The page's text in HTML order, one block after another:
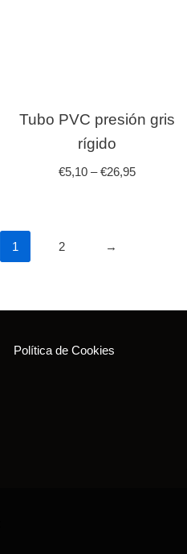
Tubo PVC presión gris
rígido
€5,10 –€26,95
1 2 →
Política de Cookies